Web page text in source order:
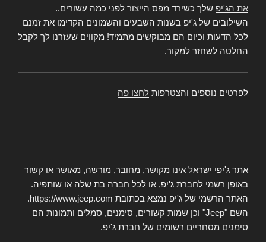
את הג'יפ שלך כשירד מפס הייצור לפני כמה עשורים..
השילובים של ג'יפ בשנות השבעים והשמונים הקדימו את זמנם
לכל הדעות וכיום הם מבוקשים מתמיד! מקווים שעזרנו לך לקבל
החלטה לשחזר למקור.
לפרטים נוספים והצטרפות לחצו פה
אתר ג'יפי ישראל אינו מקושר, מחובר, מורשה, מאושר או קשור
באופן רשמי לחברת ג'יפ, או לכל חברה בת שלה או שותפיה.
האתר הרשמי של ג'יפ נמצא בכתובת https://www.jeep.com.
השם "Jeep" וכן שמות קשורים, סימנים, סמלים ותמונות הם
סימנים מסחריים רשומים של חברת ג'יפ.